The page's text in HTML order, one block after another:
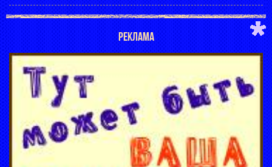
РЕКЛАМА